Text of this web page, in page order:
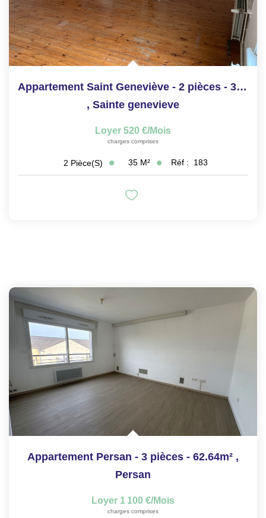
Appartement Saint Geneviève - 2 pièces - 35.31m²
, Sainte genevieve
Loyer 520 €/mois
charges comprises
2 Pièce(s) 35 M² Réf : 183
Appartement Persan - 3 pièces - 62.64m² ,
Persan
Loyer 1 100 €/mois
charges comprises